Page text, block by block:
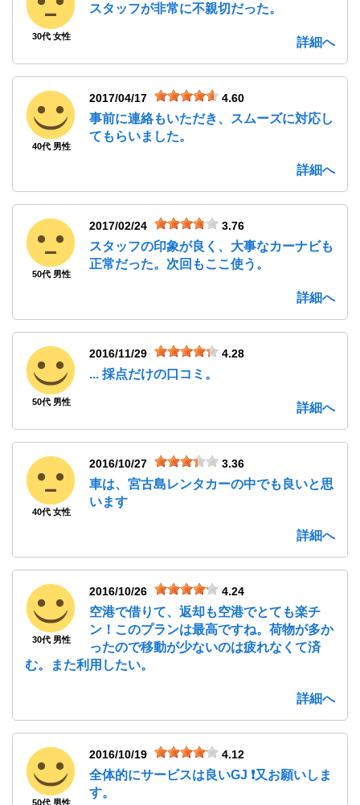
30代 女性
スタッフが非常に不親切だった。
詳細へ
40代 男性
2017/04/17 4.60
事前に連絡もいただき、スムーズに対応し
てもらいました。
詳細へ
50代 男性
2017/02/24 3.76
スタッフの印象が良く、大事なカーナビも
正常だった。次回もここ使う。
詳細へ
50代 男性
2016/11/29 4.28
... 採点だけの口コミ。
詳細へ
40代 女性
2016/10/27 3.36
車は、宮古島レンタカーの中でも良いと思
います
詳細へ
30代 男性
2016/10/26 4.24
空港で借りて、返却も空港でとても楽チ
ン！このプランは最高ですね。荷物が多か
ったので移動が少ないのは疲れなくて済
む。また利用したい。
詳細へ
50代 男性
2016/10/19 4.12
全体的にサービスは良いGJ ❗又お願いしま
す。